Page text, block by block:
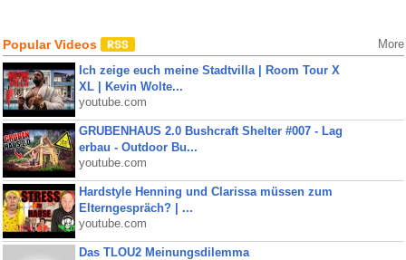
Popular Videos More
Ich zeige euch meine Stadtvilla | Room Tour X
XL | Kevin Wolte...
youtube.com
GRUBENHAUS 2.0 Bushcraft Shelter #007 - Lag
erbau - Outdoor Bu...
youtube.com
Hardstyle Henning und Clarissa müssen zum
Elterngespräch? | ...
youtube.com
Das TLOU2 Meinungsdilemma